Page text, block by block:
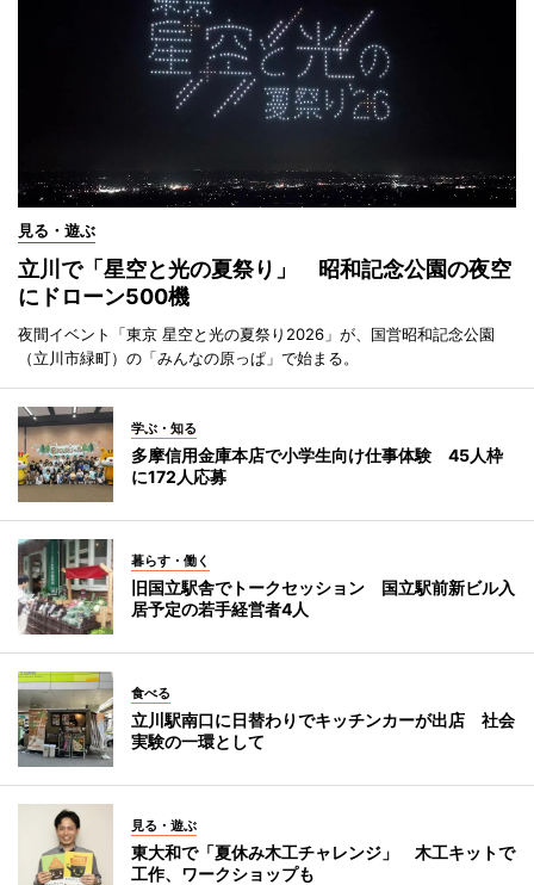
見る・遊ぶ
立川で「星空と光の夏祭り」 昭和記念公園の夜空
にドローン500機
夜間イベント「東京 星空と光の夏祭り2026」が、国営昭和記念公園
（立川市緑町）の「みんなの原っぱ」で始まる。
学ぶ・知る
多摩信用金庫本店で小学生向け仕事体験 45人枠
に172人応募
暮らす・働く
旧国立駅舎でトークセッション 国立駅前新ビル入
居予定の若手経営者4人
食べる
立川駅南口に日替わりでキッチンカーが出店 社会
実験の一環として
見る・遊ぶ
東大和で「夏休み木工チャレンジ」 木工キットで
工作、ワークショップも